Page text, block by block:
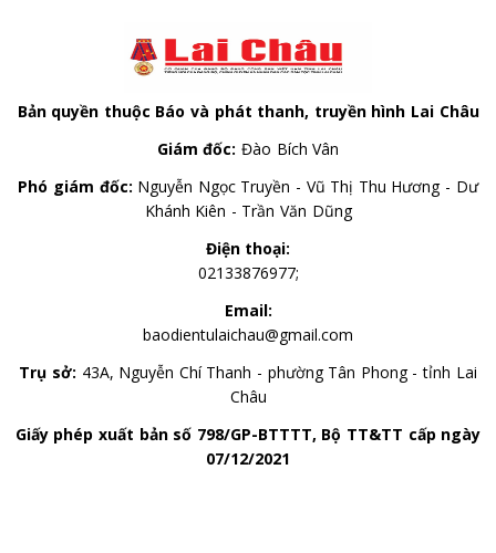
Bản quyền thuộc Báo và phát thanh, truyền hình Lai Châu
Giám đốc: Đào Bích Vân
Phó giám đốc: Nguyễn Ngọc Truyền - Vũ Thị Thu Hương - Dư
Khánh Kiên - Trần Văn Dũng
Điện thoại:
02133876977;
Email:
baodientulaichau@gmail.com
Trụ sở: 43A, Nguyễn Chí Thanh - phường Tân Phong - tỉnh Lai
Châu
Giấy phép xuất bản số 798/GP-BTTTT, Bộ TT&TT cấp ngày
07/12/2021